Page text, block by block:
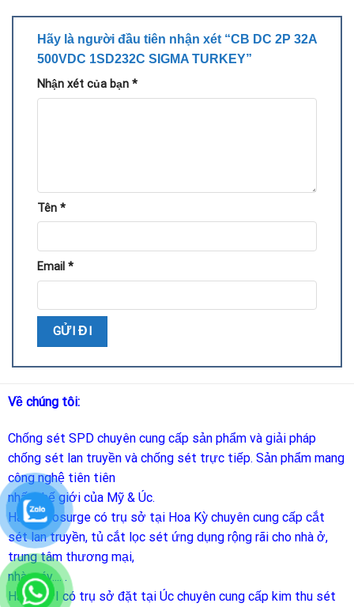
Hãy là người đầu tiên nhận xét “CB DC 2P 32A
500VDC 1SD232C SIGMA TURKEY”
Nhận xét của bạn *
Tên *
Email *
Về chúng tôi:
Chống sét SPD chuyên cung cấp sản phẩm và giải pháp
chống sét lan truyền và chống sét trực tiếp. Sản phẩm mang
công nghệ tiên tiên
nhất thế giới của Mỹ & Úc.
Hãng Prosurge có trụ sở tại Hoa Kỳ chuyên cung cấp cắt
sét lan truyền, tủ cắt lọc sét ứng dụng rộng rãi cho nhà ở,
trung tâm thương mại,
nhà máy.... .
Hãng LPI có trụ sở đặt tại Úc chuyên cung cấp kim thu sét